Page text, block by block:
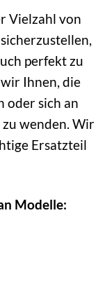
Vielzahl von
perfekt zu
Ihnen, die
oder sich an
zu wenden. Wir
Ersatzteil
Modelle: